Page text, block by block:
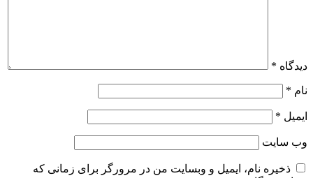
دیدگاه *
نام *
ایمیل *
وب‌ سایت
ذخیره نام، ایمیل و وبسایت من در مرورگر برای زمانی که